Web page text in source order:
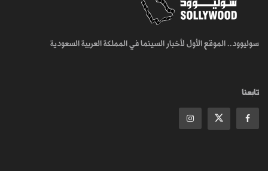
سوليوود.. الموقع الأول لأخبار السينما في المملكة العربية السعودية
تابعنا